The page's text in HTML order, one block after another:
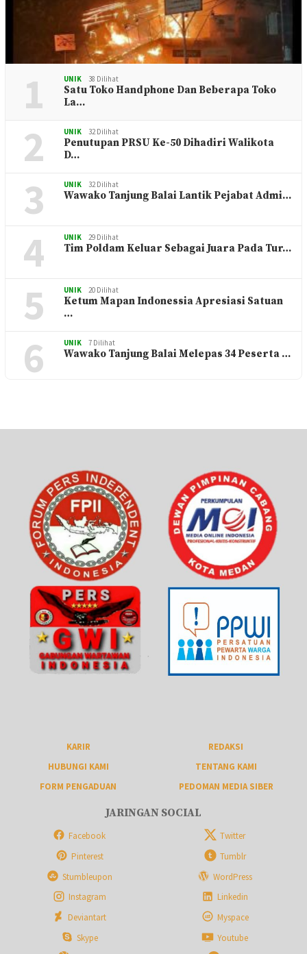
1 UNIK 38 Dilihat
Satu Toko Handphone Dan Beberapa Toko
La…
2 UNIK 32 Dilihat
Penutupan PRSU Ke-50 Dihadiri Walikota
D…
3 UNIK 32 Dilihat
Wawako Tanjung Balai Lantik Pejabat Admi…
4 UNIK 29 Dilihat
Tim Poldam Keluar Sebagai Juara Pada Tur…
5 UNIK 20 Dilihat
Ketum Mapan Indonessia Apresiasi Satuan
…
6 UNIK 7 Dilihat
Wawako Tanjung Balai Melepas 34 Peserta …
KARIR
REDAKSI
HUBUNGI KAMI
TENTANG KAMI
FORM PENGADUAN
PEDOMAN MEDIA SIBER
JARINGAN SOCIAL
Facebook
Twitter
Pinterest
Tumblr
Stumbleupon
WordPress
Instagram
Linkedin
Deviantart
Myspace
Skype
Youtube